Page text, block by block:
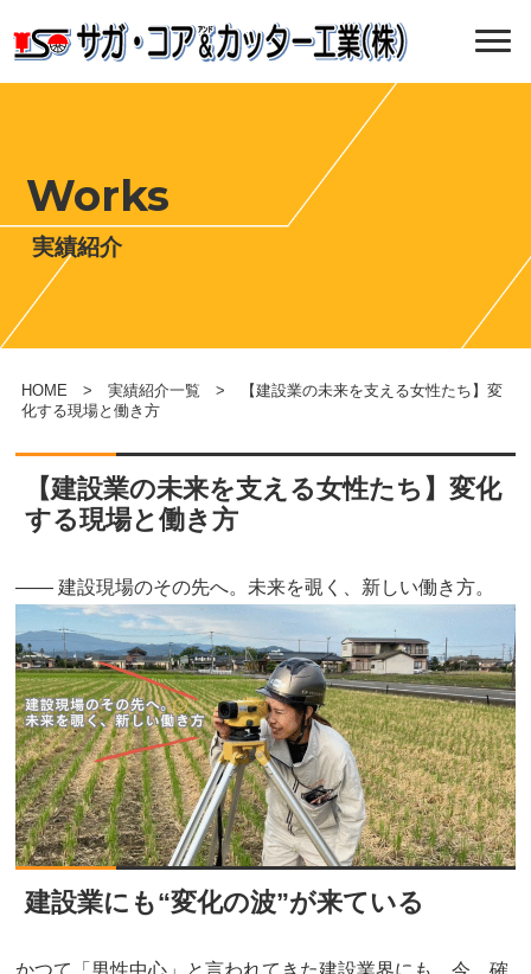
Works
実績紹介
HOME > 実績紹介一覧 > 【建設業の未来を支える女性たち】変
化する現場と働き方
【建設業の未来を支える女性たち】変化
する現場と働き方
―― 建設現場のその先へ。未来を覗く、新しい働き方。
建設業にも“変化の波”が来ている
かつて「男性中心」と言われてきた建設業界にも、今、確